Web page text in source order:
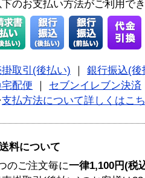
下のお支払い方法がご利用で
取引(後払い)
銀行振込(後
配便
セブンイレブン決済
支払方法について詳しくはこ
料について
のご注文毎に一律1,100円(税